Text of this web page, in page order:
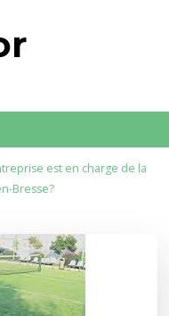
est en charge de la
Bresse?